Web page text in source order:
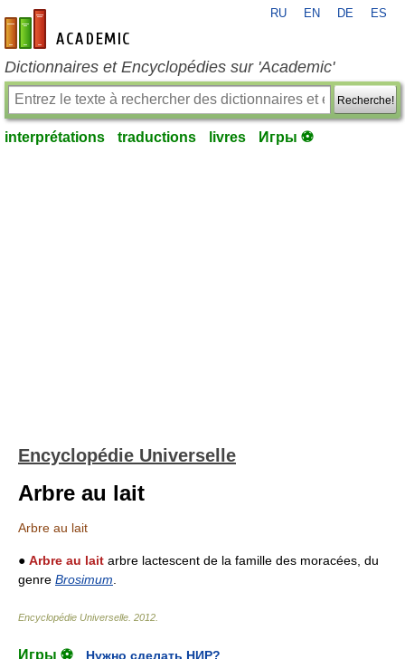
fr-academic.com
RU EN DE ES
Dictionnaires et Encyclopédies sur 'Academic'
Recherche!
interprétations traductions livres Игры ⚽
Encyclopédie Universelle
Arbre au lait
Arbre au lait
● Arbre au lait arbre lactescent de la famille des moracées, du
genre Brosimum
Encyclopédie Universelle 2012
Игры ⚽
Нужно сделать НИР?